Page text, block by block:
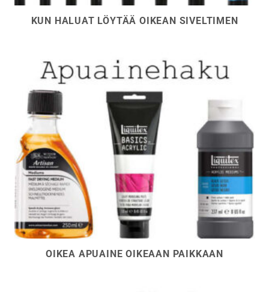
KUN HALUAT LÖYTÄÄ OIKEAN SIVELTIMEN
OIKEA APUAINE OIKEAAN PAIKKAAN